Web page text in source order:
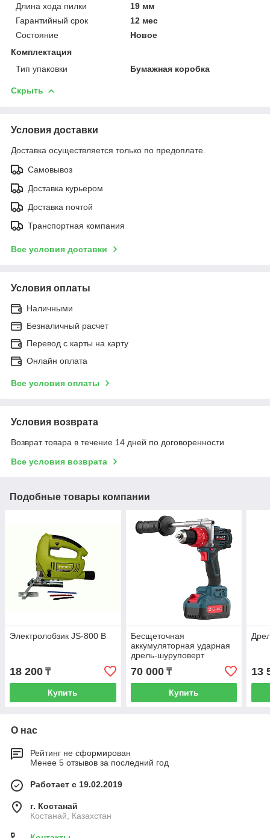
Длина хода пилки
19 мм
Гарантийный срок
12 мес
Состояние
Новое
Комплектация
Тип упаковки
Бумажная коробка
Скрыть
Условия доставки
Доставка осуществляется только по предоплате.
Самовывоз
Доставка курьером
Доставка почтой
Транспортная компания
Все условия доставки
Условия оплаты
Наличными
Безналичный расчет
Перевод с карты на карту
Онлайн оплата
Все условия оплаты
Условия возврата
Возврат товара в течение 14 дней по договоренности
Все условия возврата
Подобные товары компании
Электролобзик JS-800 B
18 200 ₸
Купить
Бесщеточная
аккумуляторная ударная
дрель-шуруповерт
ALTECO CID 21-150 BL
1x8Ah
70 000₸
Купить
13
О нас
Рейтинг не сформирован
Менее 5 отзывов за последний год
Работает с 19.02.2019
г. Костанай
Костанай, Казахстан